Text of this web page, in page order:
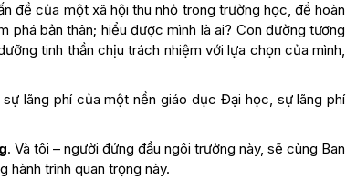
đề của một xã hội thu nhỏ trong trường học, để hoàn
phá bản thân; hiểu được mình là ai? Con đường tương
tinh thần chịu trách nhiệm với lựa chọn của mình,
lãng phí của một nền giáo dục Đại học, sự lãng phí
. Và tôi – người đứng đầu ngôi trường này, sẽ cùng Ban
hành trình quan trọng này.